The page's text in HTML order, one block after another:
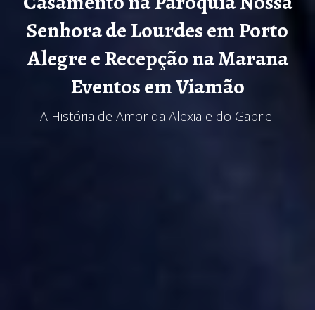
Senhora de Lourdes em Porto
Alegre e Recepção na Marana
Eventos em Viamão
A História de Amor da Alexia e do Gabriel